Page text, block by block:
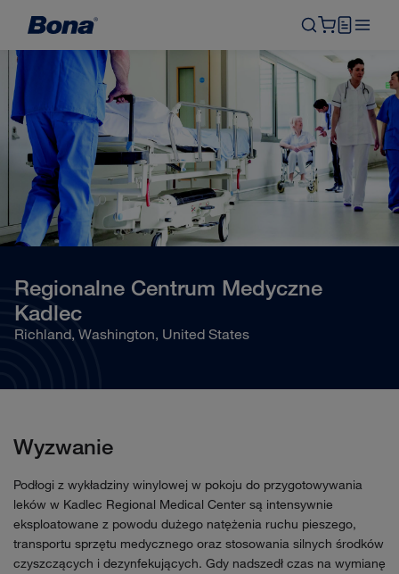
Regionalne Centrum Medyczne
Kadlec
Richland, Washington, United States
Wyzwanie
Podłogi z wykładziny winylowej w pokoju do przygotowywania
leków w Kadlec Regional Medical Center są intensywnie
eksploatowane z powodu dużego natężenia ruchu pieszego,
transportu sprzętu medycznego oraz stosowania silnych środków
czyszczących i dezynfekujących. Gdy nadszedł czas na wymianę